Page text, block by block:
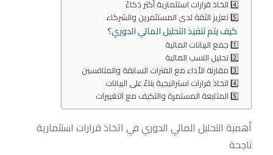
4️⃣ اتخاذ قرارات استثمارية أكثر ذكاءً
5️⃣ تعزيز الثقة لدى المستثمرين والشركاء
كيف يتم تنفيذ التحليل المالي الدوري؟
1️⃣ جمع البيانات المالية
2️⃣ تحليل النسب المالية
3️⃣ مقارنة الأداء مع الفترات السابقة والمنافسين
4️⃣ اتخاذ قرارات استراتيجية بناءً على البيانات
5️⃣ المتابعة المستمرة والتكيف مع التغييرات
أهمية التحليل المالي الدوري في اتخاذ قرارات استثمارية
ناجحة